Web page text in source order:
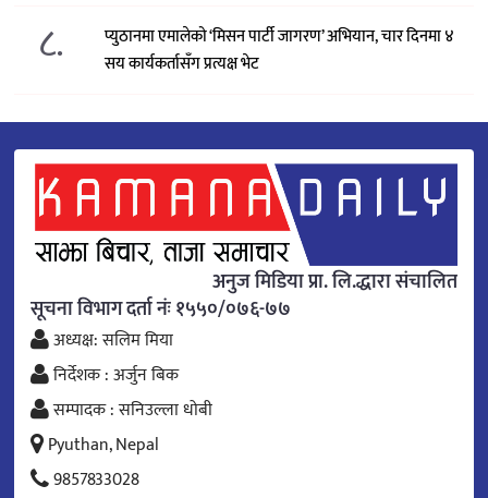
८.
प्युठानमा एमालेको ‘मिसन पार्टी जागरण’ अभियान, चार दिनमा ४
सय कार्यकर्तासँग प्रत्यक्ष भेट
अनुज मिडिया प्रा. लि.द्धारा संचालित
सूचना विभाग दर्ता नंः १५५०/०७६-७७
अध्यक्ष: सलिम मिया
निर्देशक : अर्जुन बिक
सम्पादक : सनिउल्ला धोबी
Pyuthan, Nepal
9857833028